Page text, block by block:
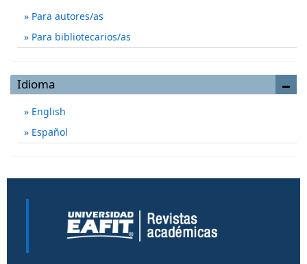
Para autores/as
Para bibliotecarios/as
Idioma
English
Español